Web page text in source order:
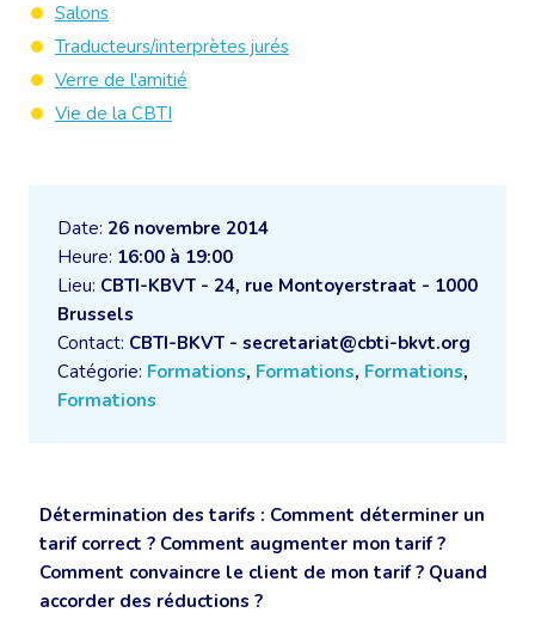
Date: 26 novembre 2014
Heure: 16:00 à 19:00
Lieu: CBTI-KBVT - 24, rue Montoyerstraat - 1000
Brussels
Contact: CBTI-BKVT - secretariat@cbti-bkvt.org
Catégorie: Formations, Formations, Formations,
Formations
Détermination des tarifs : Comment déterminer un
tarif correct ? Comment augmenter mon tarif ?
Comment convaincre le client de mon tarif ? Quand
accorder des réductions ?
Salons
Traducteurs/interprètes jurés
Verre de l'amitié
Vie de la CBTI